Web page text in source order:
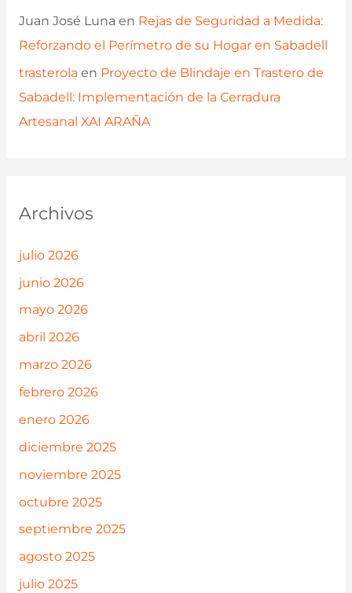
Juan José Luna en Rejas de Seguridad a Medida:
Reforzando el Perímetro de su Hogar en Sabadell
trasterola en Proyecto de Blindaje en Trastero de
Sabadell: Implementación de la Cerradura
Artesanal XAI ARAÑA
Archivos
julio 2026
junio 2026
mayo 2026
abril 2026
marzo 2026
febrero 2026
enero 2026
diciembre 2025
noviembre 2025
octubre 2025
septiembre 2025
agosto 2025
julio 2025